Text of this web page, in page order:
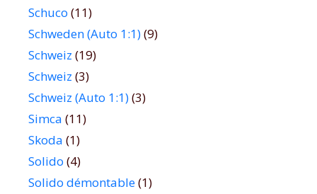
Schuco (11)
Schweden (Auto 1:1)(9)
Schweiz (19)
Schweiz (3)
Schweiz (Auto 1:1)(3)
Simca (11)
Skoda (1)
Solido (4)
Solido démontable(1)